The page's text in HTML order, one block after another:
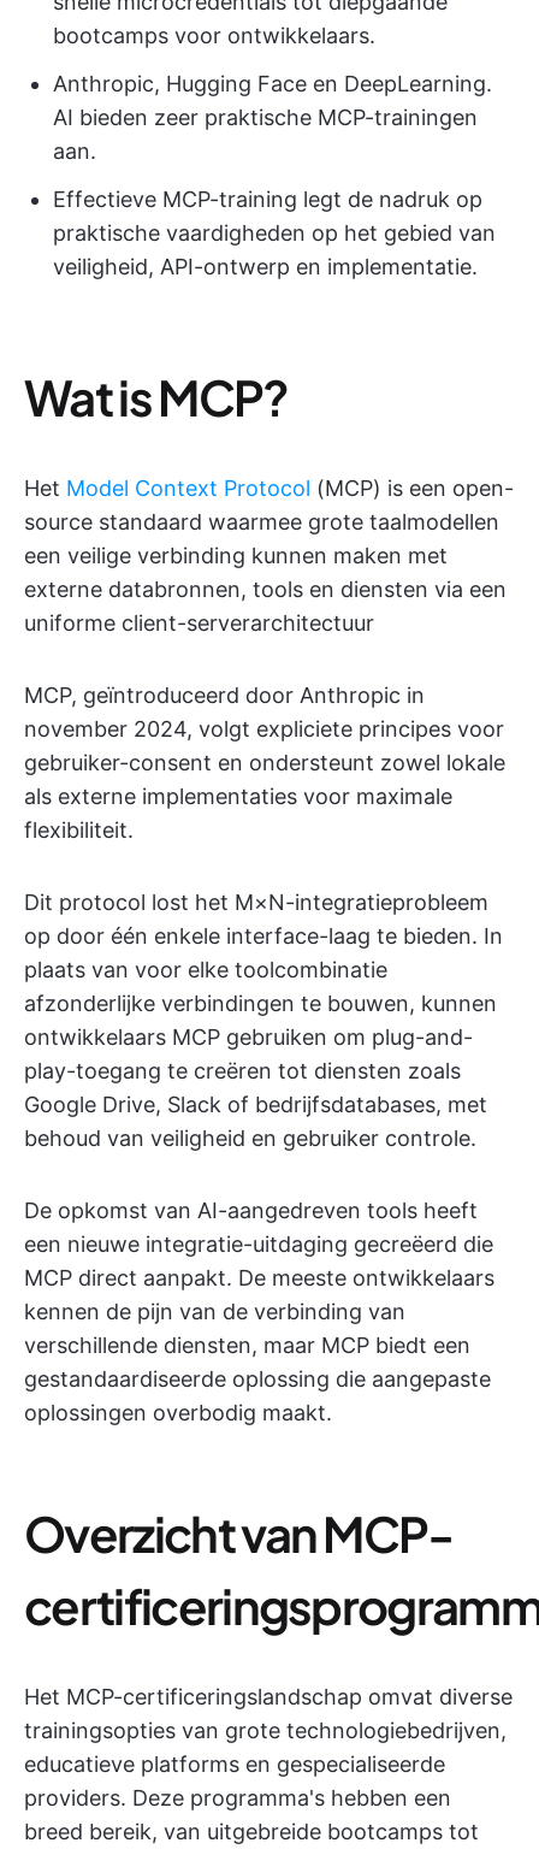
bootcamps voor ontwikkelaars.
Anthropic, Hugging Face en DeepLearning.
AI bieden zeer praktische MCP-trainingen
aan.
Effectieve MCP-training legt de nadruk op
praktische vaardigheden op het gebied van
veiligheid, API-ontwerp en implementatie.
Wat is MCP?
Het Model Context Protocol (MCP) is een open-
source standaard waarmee grote taalmodellen
een veilige verbinding kunnen maken met
externe databronnen, tools en diensten via een
uniforme client-serverarchitectuur
MCP, geïntroduceerd door Anthropic in
november 2024, volgt expliciete principes voor
gebruiker-consent en ondersteunt zowel lokale
als externe implementaties voor maximale
flexibiliteit.
Dit protocol lost het M×N-integratieprobleem
op door één enkele interface-laag te bieden. In
plaats van voor elke toolcombinatie
afzonderlijke verbindingen te bouwen, kunnen
ontwikkelaars MCP gebruiken om plug-and-
play-toegang te creëren tot diensten zoals
Google Drive, Slack of bedrijfsdatabases, met
behoud van veiligheid en gebruiker controle.
De opkomst van AI-aangedreven tools heeft
een nieuwe integratie-uitdaging gecreëerd die
MCP direct aanpakt. De meeste ontwikkelaars
kennen de pijn van de verbinding van
verschillende diensten, maar MCP biedt een
gestandaardiseerde oplossing die aangepaste
oplossingen overbodig maakt.
Overzicht van MCP-
Het MCP-certificeringslandschap omvat diverse
trainingsopties van grote technologiebedrijven,
educatieve platforms en gespecialiseerde
providers. Deze programma's hebben een
breed bereik, van uitgebreide bootcamps tot